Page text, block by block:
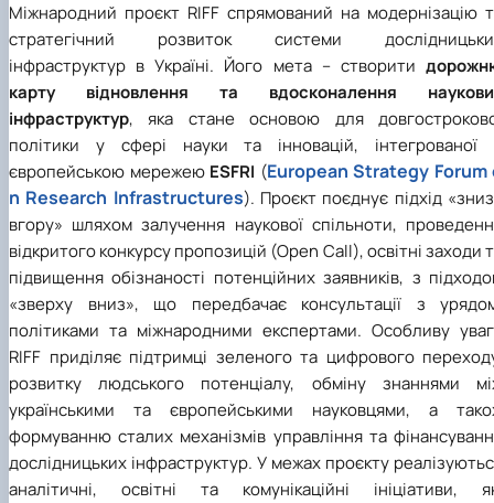
Міжнародний проєкт RIFF спрямований на модернізацію
стратегічний розвиток системи
інфраструктур в Україні. Його мета – створити
карту відновлення та вдосконалення
інфраструктур, яка стане основою для
політики у сфері науки та інновацій, інтегрованої
європейською мережею ESFRI (European Strategy Forum
n Research Infrastructures). Проєкт поєднує підхід
вгору» шляхом залучення наукової спільноти,
відкритого конкурсу пропозицій (Open Call), освітні заходи
підвищення обізнаності потенційних заявників, з
«зверху вниз», що передбачає консультації з
політиками та міжнародними експертами. Особливу
RIFF приділяє підтримці зеленого та цифрового
розвитку людського потенціалу, обміну знаннями
українськими та європейськими науковцями, а
формуванню сталих механізмів управління та
дослідницьких інфраструктур. У межах проєкту
аналітичні, освітні та комунікаційні ініціативи,